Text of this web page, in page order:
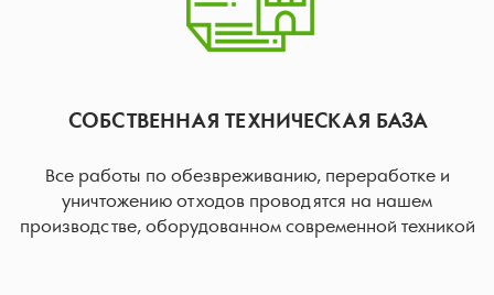
СОБСТВЕННАЯ ТЕХНИЧЕСКАЯ БАЗА
Все работы по обезвреживанию, переработке и
уничтожению отходов проводятся на нашем
производстве, оборудованном современной техникой